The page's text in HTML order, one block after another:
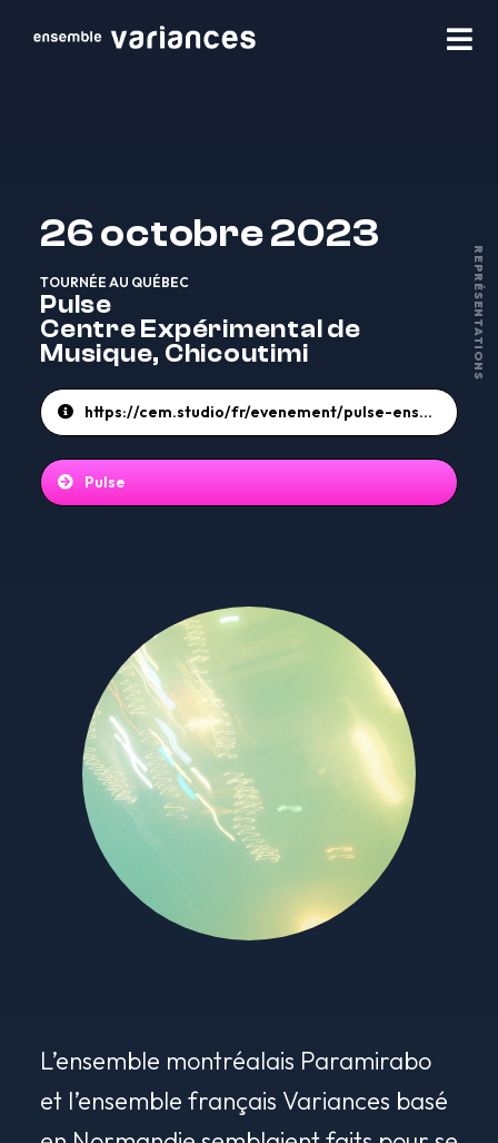
26 octobre 2023
TOURNÉE AU QUÉBEC
Pulse
Centre Expérimental de
Musique, Chicoutimi
https://cem.studio/fr/evenement/pulse-ensemble-variances-paramirabo
Pulse
L’ensemble montréalais Paramirabo
et l’ensemble français Variances basé
REPRÉSENTATIONS